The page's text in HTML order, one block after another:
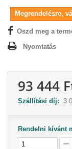
Megrendelésre,
Oszd meg a
Nyomtatás
93 444
Szállítási díj: 3
Rendelni kívánt